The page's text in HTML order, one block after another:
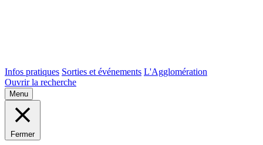
Infos pratiques Sorties et événements L'Agglomération
Ouvrir la recherche
Menu
Fermer